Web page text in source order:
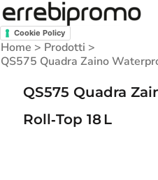
Cookie Policy
Home > Prodotti >
QS575 Quadra Zaino
QS575 Quadra
Roll‑Top 18 L